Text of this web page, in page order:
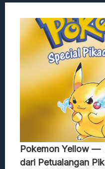
Pokemon Yellow —
dari Petualangan